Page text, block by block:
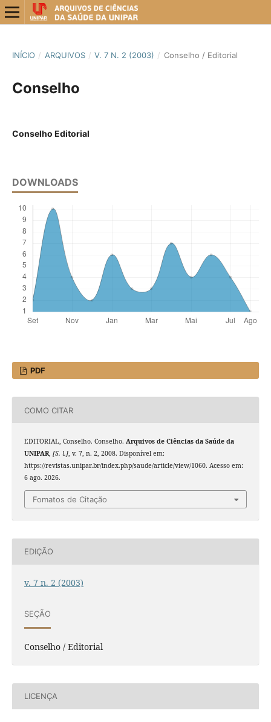
INÍCIO / ARQUIVOS / V. 7 N. 2 (2003) / Conselho / Editorial
Conselho
Conselho Editorial
DOWNLOADS
PDF
COMO CITAR
EDITORIAL, Conselho. Conselho. Arquivos de Ciências da Saúde da
UNIPAR, [S. l.], v. 7, n. 2, 2008. Disponível em:
https://revistas.unipar.br/index.php/saude/article/view/1060. Acesso em:
6 ago. 2026.
Fomatos de Citação
EDIÇÃO
v. 7 n. 2 (2003)
SEÇÃO
Conselho / Editorial
LICENÇA